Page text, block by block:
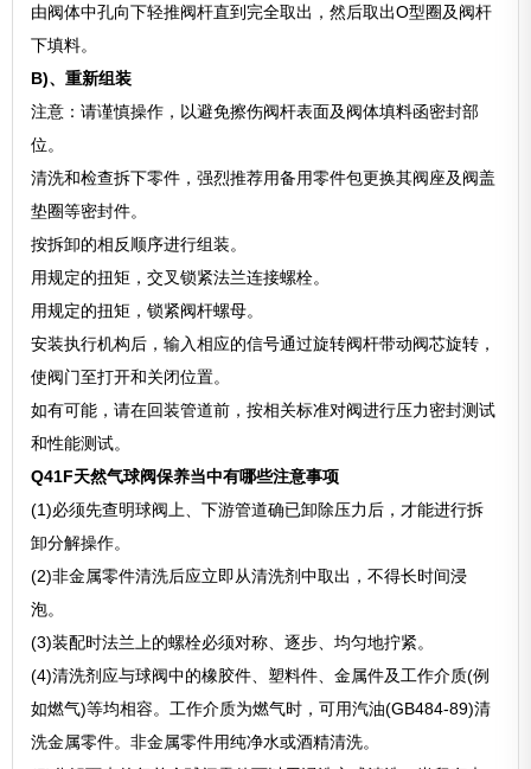
由阀体中孔向下轻推阀杆直到完全取出，然后取出O型圈及阀杆
下填料。
B)、重新组装
注意：请谨慎操作，以避免擦伤阀杆表面及阀体填料函密封部
位。
清洗和检查拆下零件，强烈推荐用备用零件包更换其阀座及阀盖
垫圈等密封件。
按拆卸的相反顺序进行组装。
用规定的扭矩，交叉锁紧法兰连接螺栓。
用规定的扭矩，锁紧阀杆螺母。
安装执行机构后，输入相应的信号通过旋转阀杆带动阀芯旋转，
使阀门至打开和关闭位置。
如有可能，请在回装管道前，按相关标准对阀进行压力密封测试
和性能测试。
Q41F天然气球阀保养当中有哪些注意事项
(1)必须先查明球阀上、下游管道确已卸除压力后，才能进行拆
卸分解操作。
(2)非金属零件清洗后应立即从清洗剂中取出，不得长时间浸
泡。
(3)装配时法兰上的螺栓必须对称、逐步、均匀地拧紧。
(4)清洗剂应与球阀中的橡胶件、塑料件、金属件及工作介质(例
如燃气)等均相容。工作介质为燃气时，可用汽油(GB484-89)清
洗金属零件。非金属零件用纯净水或酒精清洗。